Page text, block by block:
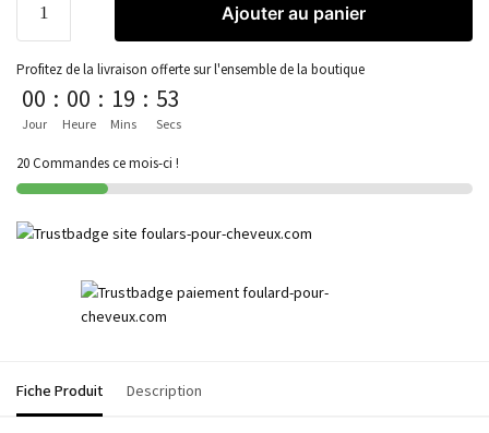
Ajouter au panier
Profitez de la livraison offerte sur l'ensemble de la boutique
00
Jour
: 00
Heure
: 19
Mins
: 53
Secs
20 Commandes ce mois-ci !
Fiche Produit Description